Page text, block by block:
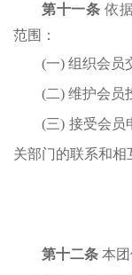
第十一条 依
范围：
(一) 组织会员
(二) 维护会员
(三) 接受会员
关部门的联系和相
第十二条 本